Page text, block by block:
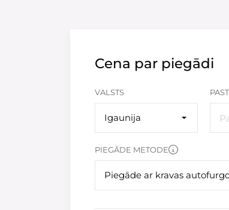
Cena par piegādi
VALSTS
Igaunija
PIEGĀDE METODE
Piegāde ar kravas